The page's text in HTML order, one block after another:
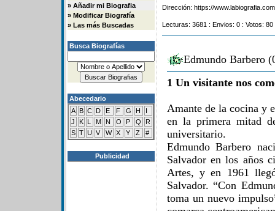
» Añadir mi Biografia
» Modificar Biografía
» Las más Buscadas
Busca Biografías
Abecedario
A B C D E F G H
I
J
K L M N O P Q
R
S T U V W X Y Z #
Publicidad
Dirección: https://
Lecturas: 3681 : Envios: 0 : Votos:
Edmundo Barbero
1 Un visitante nos
Amante de la cocina y
en la primera mitad
universitario.
Edmundo Barbero
Salvador en los años
Artes, y en 1961
Salvador. “Con
toma un nuevo